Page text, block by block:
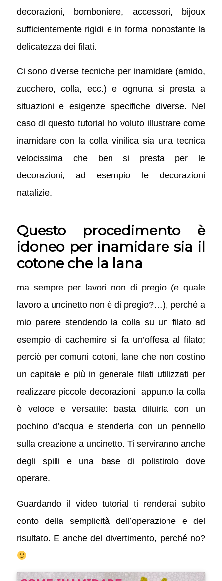
decorazioni, bomboniere, accessori, bijoux
sufficientemente rigidi e in forma nonostante la
delicatezza dei filati.
Ci sono diverse tecniche per inamidare (amido,
zucchero, colla, ecc.) e ognuna si presta a
situazioni e esigenze specifiche diverse. Nel
caso di questo tutorial ho voluto illustrare come
inamidare con la colla vinilica sia una tecnica
velocissima che ben si presta per le
decorazioni, ad esempio le decorazioni
natalizie.
Questo procedimento è
idoneo per inamidare sia il
cotone che la lana
ma sempre per lavori non di pregio (e quale
lavoro a uncinetto non è di pregio?…), perché a
mio parere stendendo la colla su un filato ad
esempio di cachemire si fa un’offesa al filato;
perciò per comuni cotoni, lane che non costino
un capitale e più in generale filati utilizzati per
realizzare piccole decorazioni appunto la colla
è veloce e versatile: basta diluirla con un
pochino d’acqua e stenderla con un pennello
sulla creazione a uncinetto. Ti serviranno anche
degli spilli e una base di polistirolo dove
operare.
Guardando il video tutorial ti renderai subito
conto della semplicità dell’operazione e del
risultato. E anche del divertimento, perché no?